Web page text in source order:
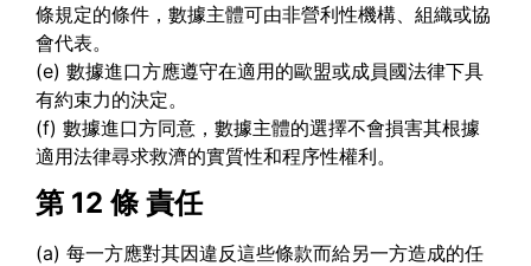
條規定的條件，數據主體可由非營利性機構、組織或協
會代表。
(e) 數據進口方應遵守在適用的歐盟或成員國法律下具
有約束力的決定。
(f) 數據進口方同意，數據主體的選擇不會損害其根據
適用法律尋求救濟的實質性和程序性權利。
第 12 條 責任
(a) 每一方應對其因違反這些條款而給另一方造成的任